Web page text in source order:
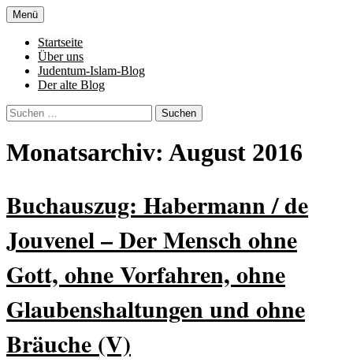
Zum
Inhalt
springen
Al-Adala.de
von allem
Menü
Startseite
Über uns
Judentum-Islam-Blog
Der alte Blog
Suchen
nach:
Monatsarchiv: August 2016
Buchauszug: Habermann / de
Jouvenel – Der Mensch ohne
Gott, ohne Vorfahren, ohne
Glaubenshaltungen und ohne
Bräuche (V)